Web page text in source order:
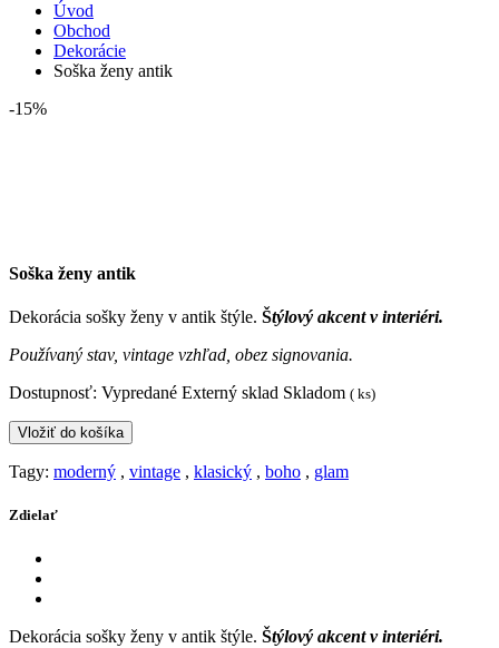
Úvod
Obchod
Dekorácie
Soška ženy antik
-15%
Soška ženy antik
Dekorácia sošky ženy v antik štýle. Štýlový akcent v interiéri.
Používaný stav, vintage vzhľad, obez signovania.
Dostupnosť: Vypredané Externý sklad Skladom ( ks)
Vložiť do košíka
Tagy: moderný , vintage , klasický , boho , glam
Zdielať
Dekorácia sošky ženy v antik štýle. Štýlový akcent v interiéri.